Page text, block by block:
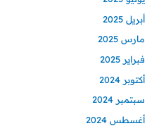
أبريل 2025
مارس 2025
فبراير 2025
أكتوبر 2024
سبتمبر 2024
أغسطس 2024